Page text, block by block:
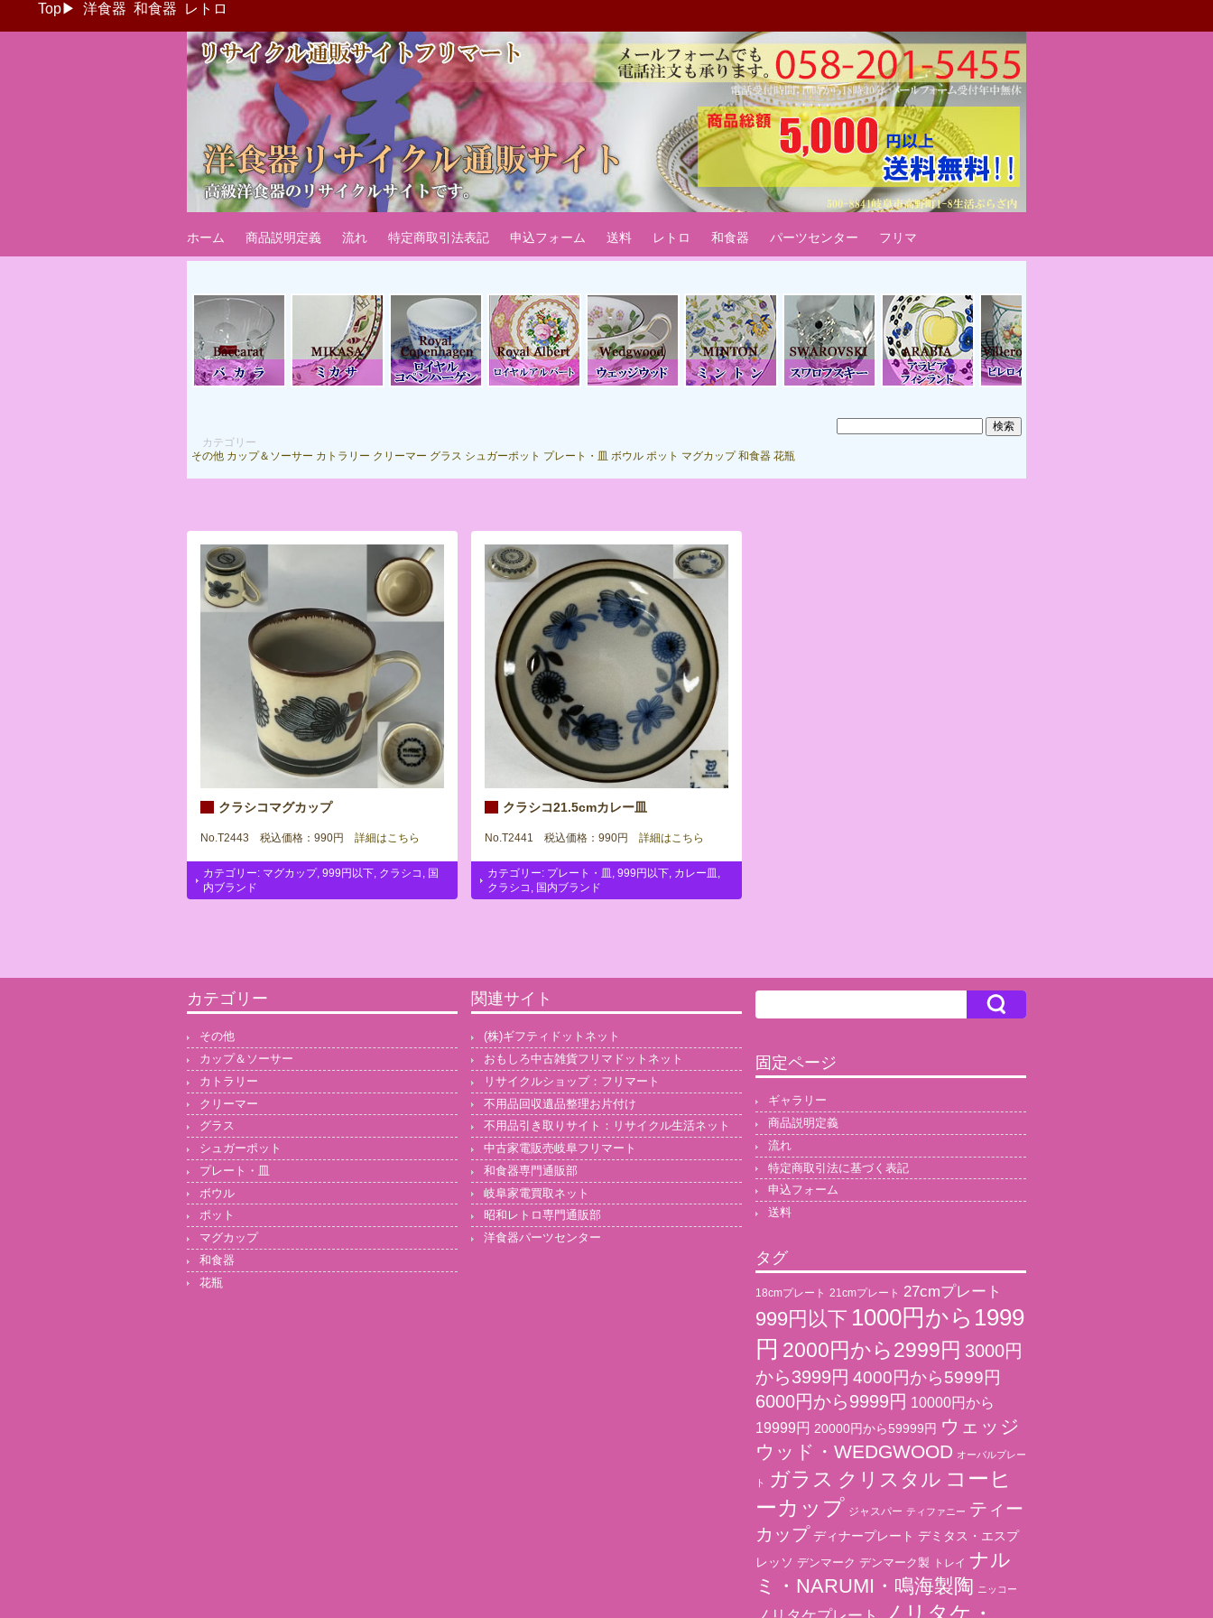
Top▶ 洋食器 和食器 レトロ
ブランド洋食器：リサイクル通販サイトフリマート
海外国内ブランド洋食器・カップ＆ソーサー椀皿などのテーブルウェアリサイクル通販サイトです。
ホーム 商品説明定義 流れ 特定商取引法表記 申込フォーム 送料 レトロ 和食器 パーツセンター フリマ
カテゴリー
その他 カップ＆ソーサー カトラリー クリーマー グラス シュガーポット プレート・皿 ボウル ポット マグカップ 和食器 花瓶
クラシコマグカップ
No.T2443 税込価格：990円 詳細はこちら
カテゴリー: マグカップ, 999円以下 クラシコ
国
内ブランド
クラシコ21.5cmカレー皿
No.T2441 税込価格：990円 詳細はこちら
カテゴリー: プレート・皿 999円以下 カレー皿
クラシコ
国内ブランド
カテゴリー
その他
カップ＆ソーサー
カトラリー
クリーマー
グラス
シュガーポット
プレート・皿
ボウル
ポット
マグカップ
和食器
花瓶
関連サイト
(株)ギフティドットネット
おもしろ中古雑貨フリマドットネット
リサイクルショップ：フリマート
不用品回収遺品整理お片付け
不用品引き取りサイト：リサイクル生活ネット
中古家電販売岐阜フリマート
和食器専門通販部
岐阜家電買取ネット
昭和レトロ専門通販部
洋食器パーツセンター
固定ページ
ギャラリー
商品説明定義
流れ
特定商取引法に基づく表記
申込フォーム
送料
タグ
18cmプレート 21cmプレート 27cmプレート
999円以下 1000円から1999
円 2000円から2999円 3000円
から3999円 4000円から5999円
6000円から9999円 10000円から
19999円 20000円から59999円 ウェッジ
ウッド・WEDGWOOD オーバルプレー
ト ガラス クリスタル コーヒ
ーカップ ジャスパー ティファニー ティー
カップ ディナープレート デミタス・エスプ
レッソ デンマーク デンマーク製 トレイ ナル
ミ・NARUMI・鳴海製陶 ニッコー
ノリタケ・